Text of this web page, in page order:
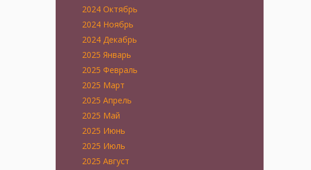
2024 Октябрь
2024 Ноябрь
2024 Декабрь
2025 Январь
2025 Февраль
2025 Март
2025 Апрель
2025 Май
2025 Июнь
2025 Июль
2025 Август